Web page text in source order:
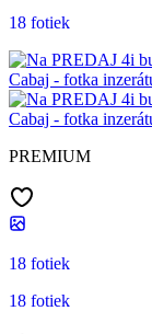
18 fotiek
PREMIUM
18 fotiek
18 fotiek